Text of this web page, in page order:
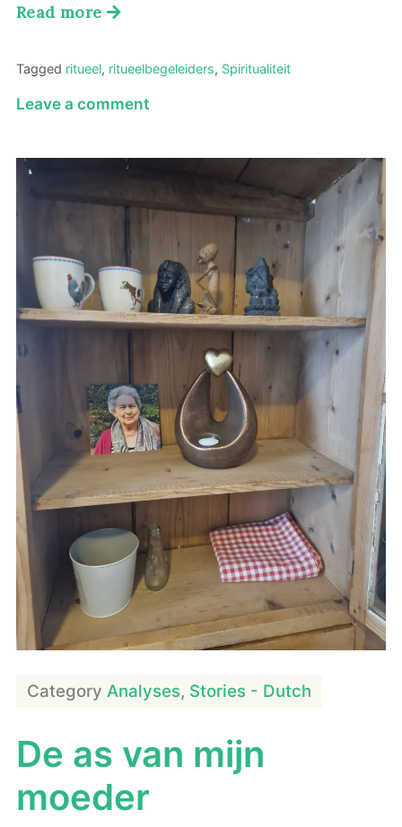
Read more
Tagged ritueel, ritueelbegeleiders, Spiritualiteit
Leave a commenton
eigenlijk
nog
spiritualiteit
te
maken?
Category Analyses, Stories - Dutch
De as van mijn
moeder